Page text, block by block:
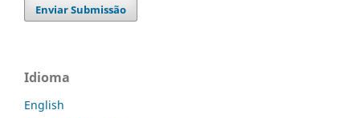
Enviar Submissão
Idioma
English